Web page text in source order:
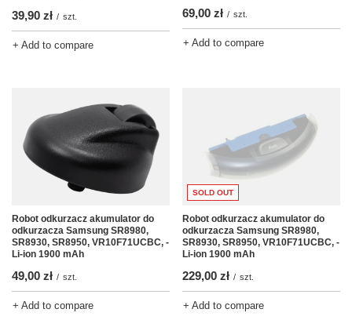
39,90 zł / szt.
+ Add to compare
69,00 zł / szt.
+ Add to compare
Robot odkurzacz akumulator do
odkurzacza Samsung SR8980,
SR8930, SR8950, VR10F71UCBC, -
Li-ion 1900 mAh
49,00 zł / szt.
+ Add to compare
SOLD OUT
Robot odkurzacz akumulator do
odkurzacza Samsung SR8980,
SR8930, SR8950, VR10F71UCBC, -
Li-ion 1900 mAh
229,00 zł / szt.
+ Add to compare